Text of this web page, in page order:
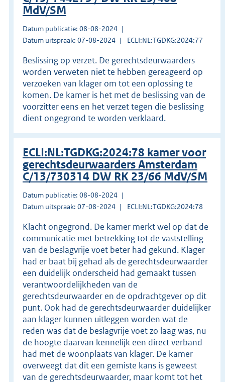
MdV/SM
Datum publicatie: 08-08-2024
Datum uitspraak: 07-08-2024
ECLI:NL:TGDKG:2024:77
Beslissing op verzet. De gerechtsdeurwaarders
worden verweten niet te hebben gereageerd op
verzoeken van klager om tot een oplossing te
komen. De kamer is het met de beslissing van de
voorzitter eens en het verzet tegen die beslissing
dient ongegrond te worden verklaard.
ECLI:NL:TGDKG:2024:78 kamer voor
gerechtsdeurwaarders Amsterdam
C/13/730314 DW RK 23/66 MdV/SM
Datum publicatie: 08-08-2024
Datum uitspraak: 07-08-2024
ECLI:NL:TGDKG:2024:78
Klacht ongegrond. De kamer merkt wel op dat de
communicatie met betrekking tot de vaststelling
van de beslagvrije voet beter had gekund. Klager
had er baat bij gehad als de gerechtsdeurwaarder
een duidelijk onderscheid had gemaakt tussen
verantwoordelijkheden van de
gerechtsdeurwaarder en de opdrachtgever op dit
punt. Ook had de gerechtsdeurwaarder duidelijker
aan klager kunnen uitleggen worden wat de
reden was dat de beslagvrije voet zo laag was, nu
de hoogte daarvan kennelijk een direct verband
had met de woonplaats van klager. De kamer
overweegt dat dit een gemiste kans is geweest
van de gerechtsdeurwaarder, maar komt tot het